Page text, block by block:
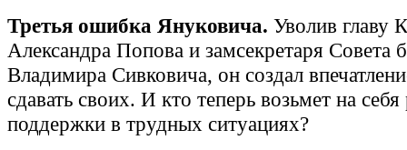
Третья ошибка Януковича. Уволив главу
Александра Попова и замсекретаря Совета
Владимира Сивковича, он создал
сдавать своих. И кто теперь возьмет на себя
поддержки в трудных ситуациях?